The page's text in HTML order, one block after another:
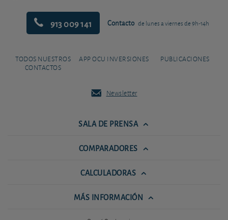
913 009 141 Contacto de lunes a viernes de 9h-14h
TODOS NUESTROS
CONTACTOS
APP OCU INVERSIONES PUBLICACIONES
Newsletter
SALA DE PRENSA
COMPARADORES
CALCULADORAS
MÁS INFORMACIÓN